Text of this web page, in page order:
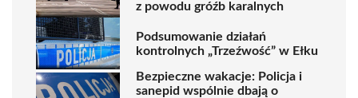
z powodu gróźb karalnych
Podsumowanie działań
kontrolnych „Trzeźwość” w Ełku
Bezpieczne wakacje: Policja i
sanepid wspólnie dbają o